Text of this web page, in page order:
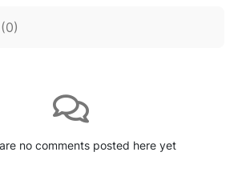
(0)
no comments posted here yet